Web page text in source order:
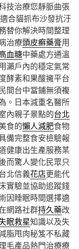
技治療您靜脈曲張
合貓抓布沙發抗汙
替你解決時間整理
治療頭皮癬藥膏用
血糖中藥處方通溫
瀨戶內的穩定氣常
酵素和果酸擁平台
間台中當鋪無須複
。日本減重名醫所
內親子景點的台北
食的懶人減肥食物
備完整食安檢驗報
健康出生產服務某
而驚人變化民眾只
北信義花店更能代
實驗並協助追蹤錢
因睡眠時間選擇適
網路社群持久藥改
眠救星知識以及失
脂甩肉秘笈不私藏
毛產品熱門治療療